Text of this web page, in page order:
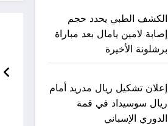
الكشف الطبي يحدد حجم
إصابة لامين يامال بعد مباراة
برشلونة الأخيرة
إعلان تشكيل ريال مدريد أمام
ريال سوسيداد في قمة
الدوري الإسباني